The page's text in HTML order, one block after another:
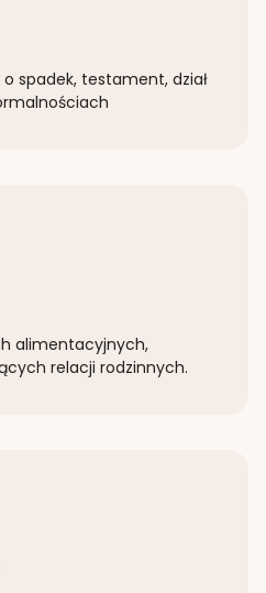
spadek, testament, dział
alimentacyjnych,
relacji rodzinnych.